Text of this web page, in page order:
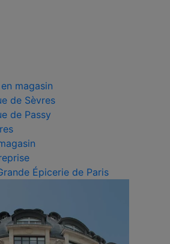
magasin
de Sèvres
de Passy
Épicerie de Paris